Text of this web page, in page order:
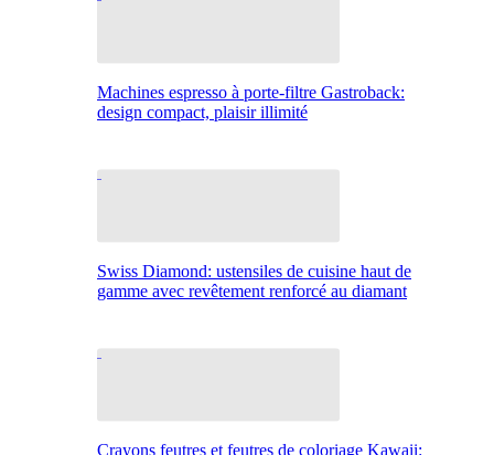
Machines espresso à porte-filtre Gastroback:
design compact, plaisir illimité
Swiss Diamond: ustensiles de cuisine haut de
gamme avec revêtement renforcé au diamant
Crayons feutres et feutres de coloriage Kawaii: